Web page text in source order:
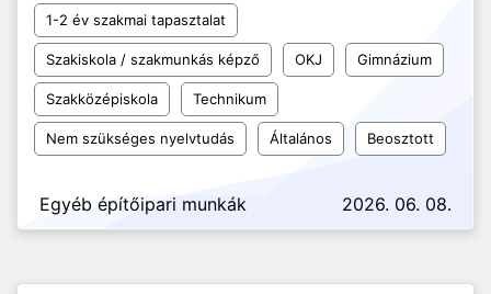
1-2 év szakmai tapasztalat
Szakiskola / szakmunkás képző OKJ Gimnázium
Szakközépiskola Technikum
Nem szükséges nyelvtudás Általános Beosztott
Egyéb építőipari munkák 2026. 06. 08.